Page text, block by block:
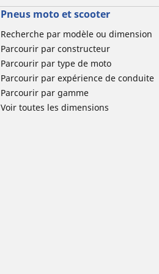
Pneus moto et scooter
Recherche par modèle ou dimension
Parcourir par constructeur
Parcourir par type de moto
Parcourir par expérience de conduite
Parcourir par gamme
Voir toutes les dimensions